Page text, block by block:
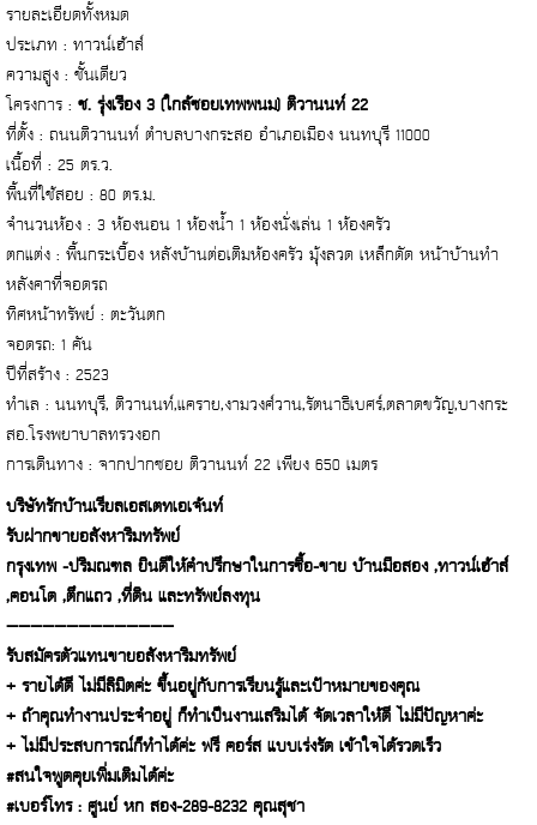
รายละเอียดทั้งหมด
ประเภท : ทาวน์เฮ้าส์
ความสูง : ชั้นเดียว
โครงการ : ช. รุ่งเรือง 3 (ใกล้ซอยเทพพนม) ติวานนท์ 22
ที่ตั้ง : ถนนติวานนท์ ตำบลบางกระสอ อำเภอเมือง นนทบุรี 11000
เนื้อที่ : 25 ตร.ว.
พื้นที่ใช้สอย : 80 ตร.ม.
จำนวนห้อง : 3 ห้องนอน 1 ห้องน้ำ 1 ห้องนั่งเล่น 1 ห้องครัว
ตกแต่ง : พื้นกระเบื้อง หลังบ้านต่อเติมห้องครัว มุ้งลวด เหล็กดัด หน้าบ้านทำ
หลังคาที่จอดรถ
ทิศหน้าทรัพย์ : ตะวันตก
จอดรถ: 1 คัน
ปีที่สร้าง : 2523
ทำเล : นนทบุรี, ติวานนท์,แคราย,งามวงศ์วาน,รัตนาธิเบศร์,ตลาดขวัญ,บางกระ
สอ.โรงพยาบาลทรวงอก
การเดินทาง : จากปากซอย ติวานนท์ 22 เพียง 650 เมตร
บริษัทรักบ้านเรียลเอสเตทเอเจ้นท์
รับฝากขายอสังหาริมทรัพย์
กรุงเทพ -ปริมณฑล ยินดีให้คำปรึกษาในการซื้อ-ขาย บ้านมือสอง ,ทาวน์เฮ้าส์
,คอนโด ,ตึกแถว ,ที่ดิน และทรัพย์ลงทุน
——————————————
รับสมัครตัวแทนขายอสังหาริมทรัพย์
+ รายได้ดี ไม่มีลิมิตค่ะ ขึ้นอยู่กับการเรียนรู้และเป้าหมายของคุณ
+ ถ้าคุณทำงานประจำอยู่ ก็ทำเป็นงานเสริมได้ จัดเวลาให้ดี ไม่มีปัญหาค่ะ
+ ไม่มีประสบการณ์ก็ทำได้ค่ะ ฟรี คอร์ส แบบเร่งรัด เข้าใจได้รวดเร็ว
#สนใจพูดคุยเพิ่มเติมได้ค่ะ
#เบอร์โทร : ศูนย์ หก สอง-289-8232 คุณสุชา